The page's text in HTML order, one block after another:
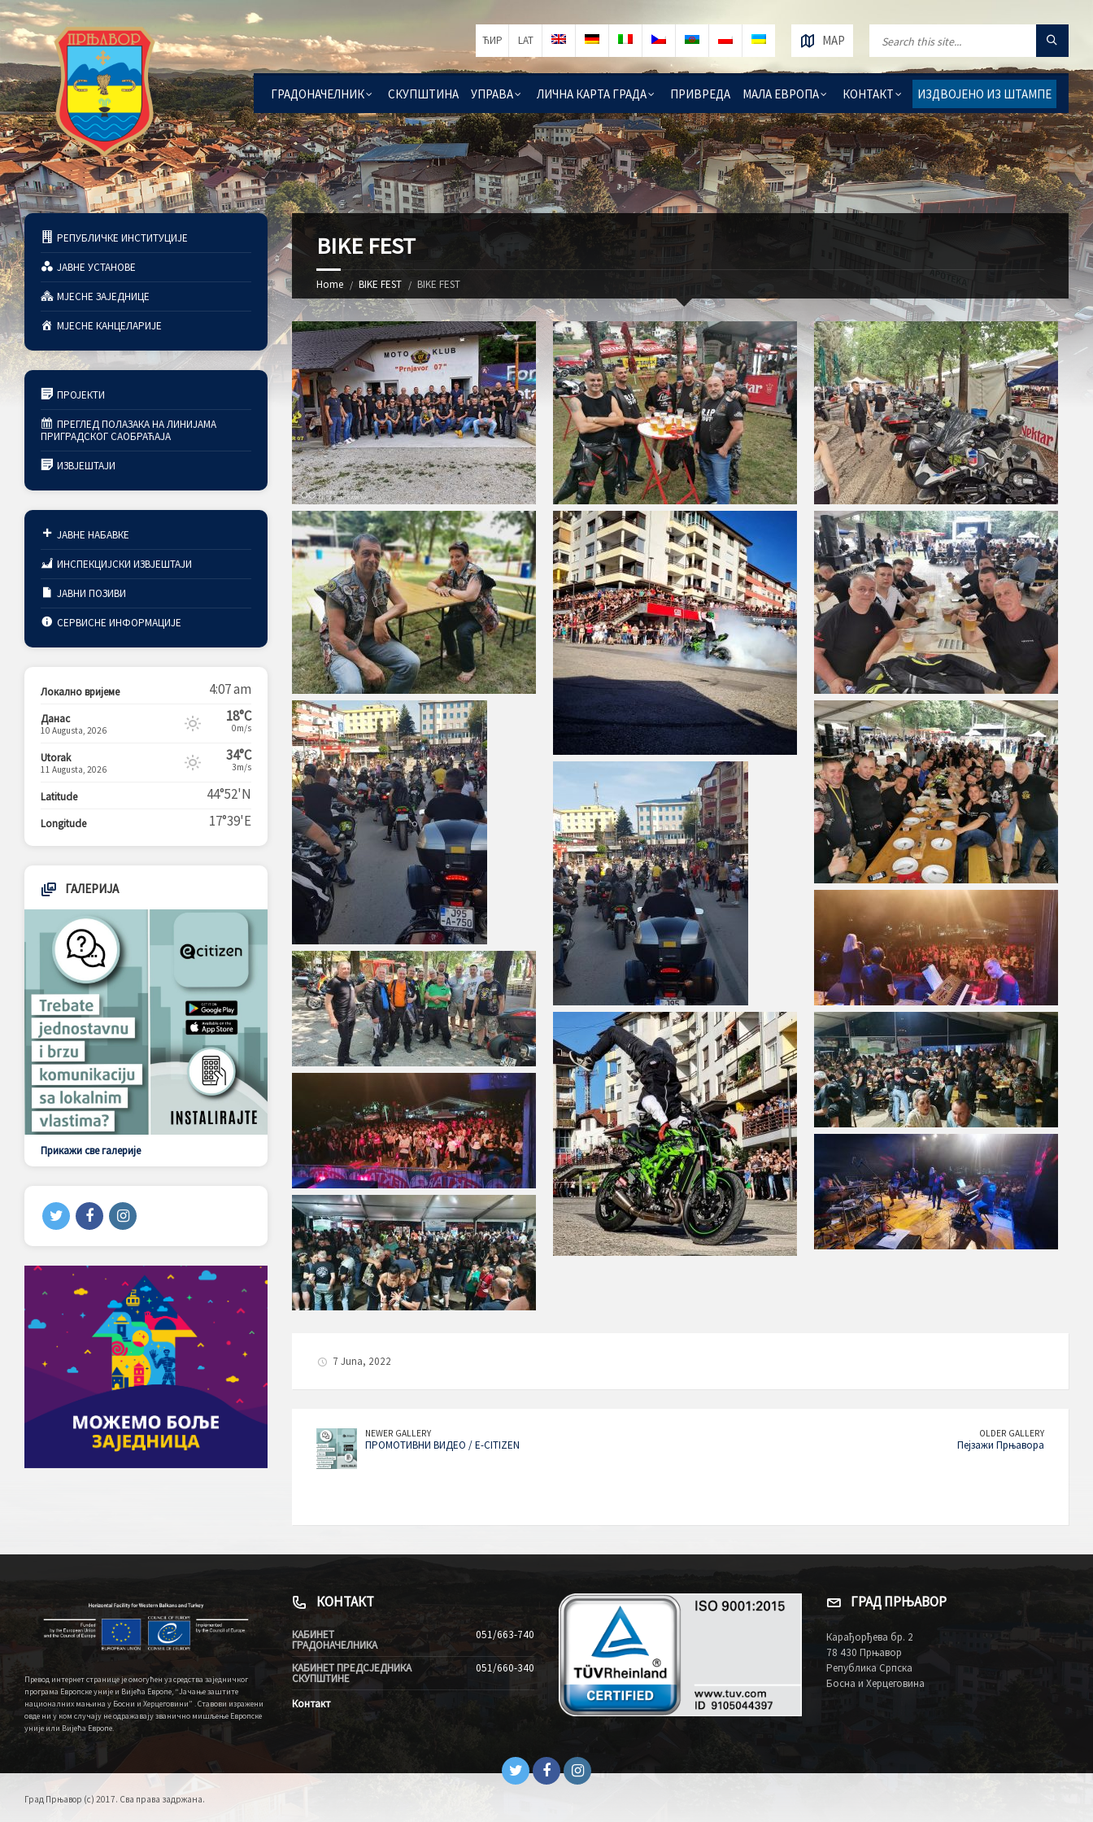
ГРАДОНАЧЕЛНИК СКУПШТИНА УПРАВА ЛИЧНА КАРТА ГРАДА ПРИВРЕДА МАЛА ЕВРОПА КОНТАКТ ИЗДВОЈЕНО ИЗ ШТАМПЕ
MAP
ЋИР LAT
BIKE FEST
Home BIKE FEST BIKE FEST
7 Juna, 2022
NEWER GALLERY
ПРОМОТИВНИ ВИДЕО / E-CITIZEN
OLDER GALLERY
Пејзажи Прњавора
РЕПУБЛИЧКЕ ИНСТИТУЦИЈЕ
ЈАВНЕ УСТАНОВЕ
МЈЕСНЕ ЗАЈЕДНИЦЕ
МЈЕСНЕ КАНЦЕЛАРИЈЕ
ПРОЈЕКТИ
ПРЕГЛЕД ПОЛАЗАКА НА ЛИНИЈАМА
ПРИГРАДСКОГ САОБРАЋАЈА
ИЗВЈЕШТАЈИ
ЈАВНЕ НАБАВКЕ
ИНСПЕКЦИЈСКИ ИЗВЈЕШТАЈИ
ЈАВНИ ПОЗИВИ
СЕРВИСНЕ ИНФОРМАЦИЈЕ
Локално вријеме 4:07 am
Данас
10 Augusta, 2026
18°C
0m/s
Utorak
11 Augusta, 2026
34°C
3m/s
Latitude 44°52'N
Longitude 17°39'E
ГАЛЕРИЈА
Прикажи све галерије
Превод интернет странице је омогућен уз средства заједничког
програма Европске уније и Вијећа Европе, “Јачање заштите
националних мањина у Босни и Херцеговини” . Ставови изражени
овде ни у ком случају не одражавају званично мишљење Европске
уније или Вијећа Европе.
КОНТАКТ
КАБИНЕТ
ГРАДОНАЧЕЛНИКА
051/663-740
КАБИНЕТ ПРЕДСЈЕДНИКА
СКУПШТИНЕ
051/660-340
Контакт
ГРАД ПРЊАВОР
Карађорђева бр. 2
78 430 Прњавор
Република Српска
Босна и Херцеговина
Град Прњавор (c) 2017. Сва права задржана.